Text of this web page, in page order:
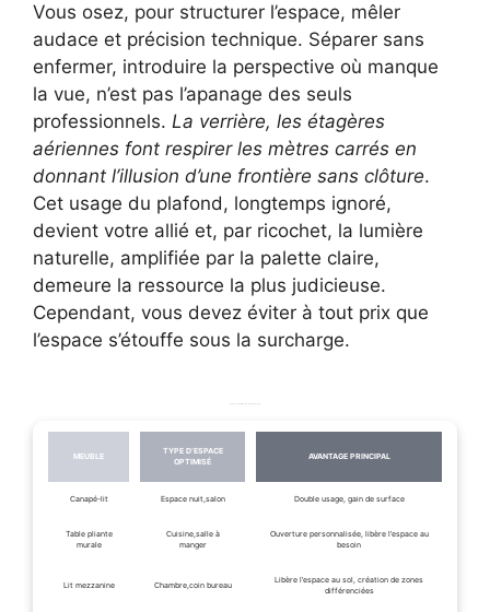
Vous osez, pour structurer l’espace, mêler
audace et précision technique. Séparer sans
enfermer, introduire la perspective où manque
la vue, n’est pas l’apanage des seuls
professionnels. La verrière, les étagères
aériennes font respirer les mètres carrés en
donnant l’illusion d’une frontière sans clôture.
Cet usage du plafond, longtemps ignoré,
devient votre allié et, par ricochet, la lumière
naturelle, amplifiée par la palette claire,
demeure la ressource la plus judicieuse.
Cependant, vous devez éviter à tout prix que
l’espace s’étouffe sous la surcharge.
MEUBLE
TYPE D’ESPACE
OPTIMISÉ
AVANTAGE PRINCIPAL
Canapé-lit Espace nuit,salon Double usage, gain de surface
Table pliante
murale
Cuisine,salle à
manger
Ouverture personnalisée, libère l’espace au
besoin
Lit mezzanine Chambre,coin bureau
Libère l’espace au sol, création de zones
différenciées